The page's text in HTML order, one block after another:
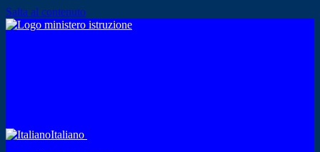
Salta al contenuto
Italiano